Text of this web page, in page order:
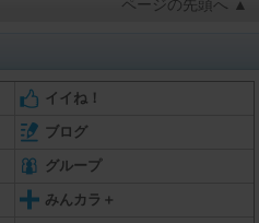
ページの先頭へ ▲
イイね！
ブログ
グループ
みんカラ＋